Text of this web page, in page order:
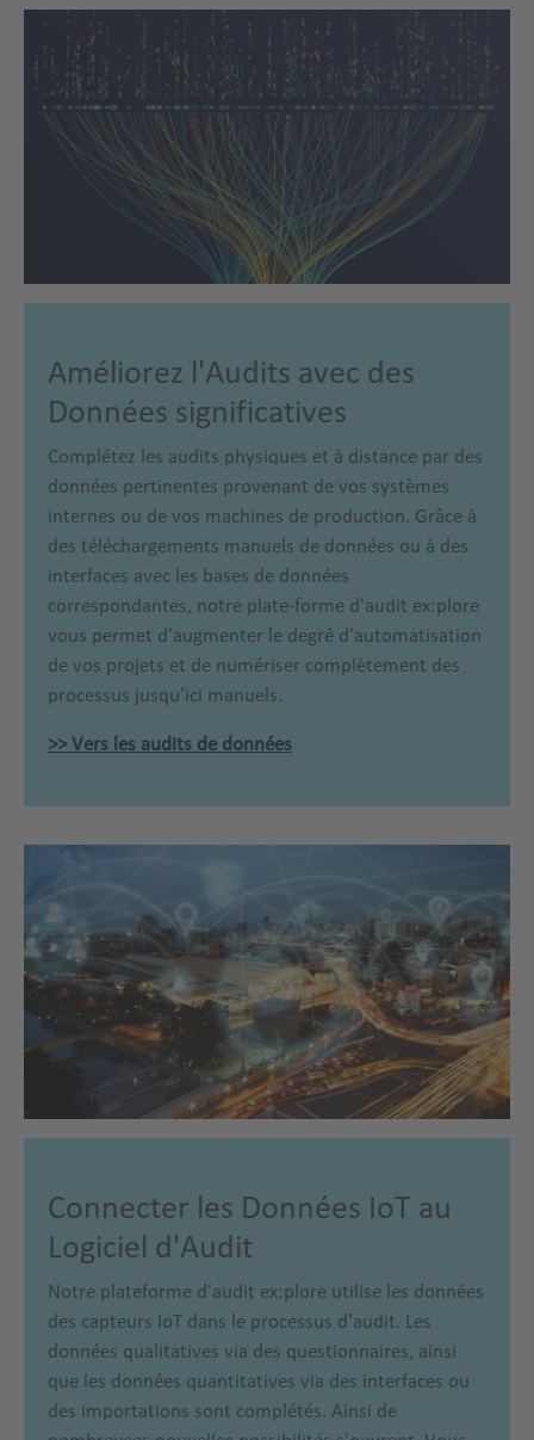
Améliorez l'Audits avec des
Données significatives
Complétez les audits physiques et à distance par des
données pertinentes provenant de vos systèmes
internes ou de vos machines de production. Grâce à
des téléchargements manuels de données ou à des
interfaces avec les bases de données
correspondantes, notre plate-forme d'audit ex:plore
vous permet d'augmenter le degré d'automatisation
de vos projets et de numériser complètement des
processus jusqu'ici manuels.
>> Vers les audits de données
Connecter les Données IoT au
Logiciel d'Audit
Notre plateforme d'audit ex:plore utilise les données
des capteurs IoT dans le processus d'audit. Les
données qualitatives via des questionnaires, ainsi
que les données quantitatives via des interfaces ou
des importations sont complétés. Ainsi de